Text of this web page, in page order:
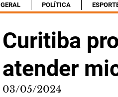
GERAL POLÍTICA
Curitiba
atender
03/05/2024